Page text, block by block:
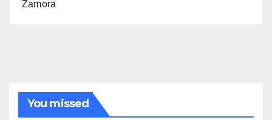
Zamora
You missed